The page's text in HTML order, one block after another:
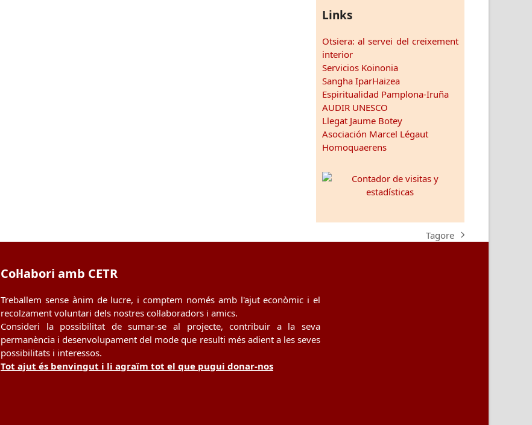
Links
Otsiera: al servei del creixement
interior
Servicios Koinonia
Sangha IparHaizea
Espiritualidad Pamplona-Iruña
AUDIR UNESCO
Llegat Jaume Botey
Asociación Marcel Légaut
Homoquaerens
next
Tagore
Col·labori amb CETR
Treballem sense ànim de lucre, i comptem només amb l'ajut econòmic i el
recolzament voluntari dels nostres col·laboradors i amics.
Consideri la possibilitat de sumar-se al projecte, contribuir a la seva
permanència i desenvolupament del mode que resulti més adient a les seves
possibilitats i interessos.
Tot ajut és benvingut i li agraïm tot el que pugui donar-nos